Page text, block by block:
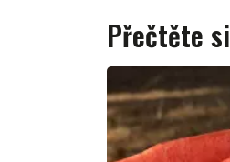
Přečtěte si